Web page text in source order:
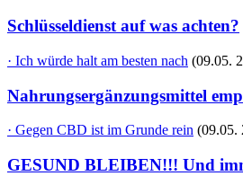
Schlüsseldienst auf was achten?
· Ich würde halt am besten nach (09.05.
Nahrungsergänzungsmittel
· Gegen CBD ist im Grunde rein (09.05.
GESUND BLEIBEN!!! Und